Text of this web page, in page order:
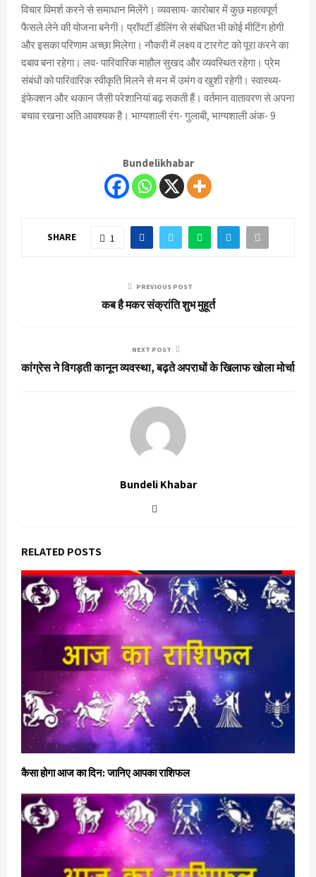
विचार विमर्श करने से समाधान मिलेंगे। व्यवसाय- कारोबार में कुछ महत्वपूर्ण
फैसले लेने की योजना बनेगी। प्रॉपर्टी डीलिंग से संबंधित भी कोई मीटिंग होगी
और इसका परिणाम अच्छा मिलेगा। नौकरी में लक्ष्य व टारगेट को पूरा करने का
दबाव बना रहेगा। लव- पारिवारिक माहौल सुखद और व्यवस्थित रहेगा। प्रेम
संबंधों को पारिवारिक स्वीकृति मिलने से मन में उमंग व खुशी रहेगी। स्वास्थ्य-
इंफेक्शन और थकान जैसी परेशानियां बढ़ सकती हैं। वर्तमान वातावरण से अपना
बचाव रखना अति आवश्यक है। भाग्यशाली रंग- गुलाबी, भाग्यशाली अंक- 9
Bundelikhabar
SHARE 1
PREVIOUS POST
कब है मकर संक्रांति शुभ मुहूर्त
NEXT POST
कांग्रेस ने विगड़ती कानून व्यवस्था, बढ़ते अपराधों के खिलाफ खोला मोर्चा
Bundeli Khabar
RELATED POSTS
कैसा होगा आज का दिन: जानिए आपका राशिफल